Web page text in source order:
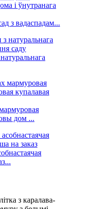
з вадаспадам...
дом ...